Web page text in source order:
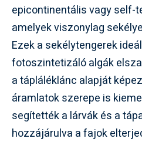
epicontinentális vagy self-
amelyek viszonylag
Ezek a sekélytengerek
fotoszintetizáló algák
a tápláléklánc alapját
áramlatok szerepe is
segítették a lárvák és a
hozzájárulva a fajok